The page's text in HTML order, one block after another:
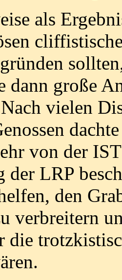
als
dann große
vielen
von der
der LRP
den
verbreitern
die